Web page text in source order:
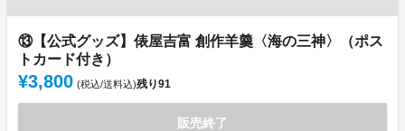
⑬【公式グッズ】俵屋吉富 創作羊羹〈海の三神〉（ポス
トカード付き）
¥3,800 (税込/送料込)残り91
販売終了